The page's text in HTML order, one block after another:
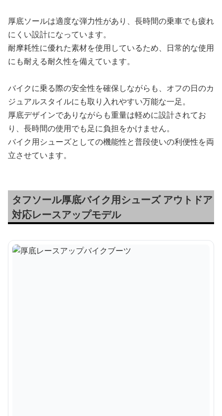
厚底ソールは適度な弾力性があり、長時間の乗車でも疲れ
にくい設計になっています。
耐摩耗性に優れた素材を使用しているため、日常的な使用
にも耐える耐久性を備えています。
バイクに乗る際の安全性を確保しながらも、オフの日のカ
ジュアルスタイルにも取り入れやすい万能な一足。
厚底デザインでありながらも重量は軽めに設計されてお
り、長時間の使用でも足に負担をかけません。
バイク用シューズとしての機能性と普段使いの利便性を両
立させています。
タフソール厚底バイク用シューズ アウトドア
対応レースアップモデル